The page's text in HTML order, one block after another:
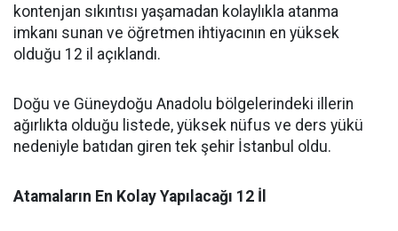
kontenjan sıkıntısı yaşamadan kolaylıkla atanma
imkanı sunan ve öğretmen ihtiyacının en yüksek
olduğu 12 il açıklandı.
Doğu ve Güneydoğu Anadolu bölgelerindeki illerin
ağırlıkta olduğu listede, yüksek nüfus ve ders yükü
nedeniyle batıdan giren tek şehir İstanbul oldu.
Atamaların En Kolay Yapılacağı 12 İl